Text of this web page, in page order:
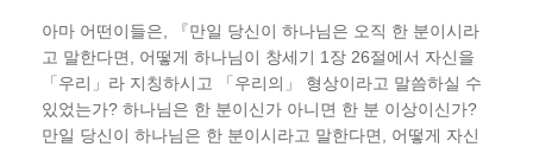
아마 어떤이들은, 『만일 당신이 하나님은 오직 한 분이시라
고 말한다면, 어떻게 하나님이 창세기 1장 26절에서 자신을
「우리」라 지칭하시고 「우리의」 형상이라고 말씀하실 수
있었는가? 하나님은 한 분이신가 아니면 한 분 이상이신가?
만일 당신이 하나님은 한 분이시라고 말한다면, 어떻게 자신